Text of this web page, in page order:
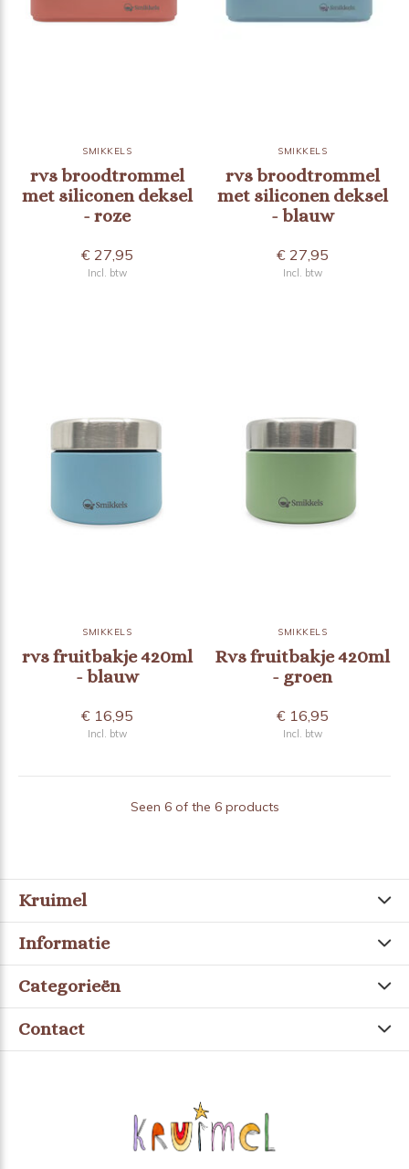
SMIKKELS
rvs broodtrommel
met siliconen deksel
- roze
€ 27,95
Incl. btw
SMIKKELS
rvs broodtrommel
met siliconen deksel
- blauw
€ 27,95
Incl. btw
SMIKKELS
rvs fruitbakje 420ml
- blauw
€ 16,95
Incl. btw
SMIKKELS
Rvs fruitbakje 420ml
- groen
€ 16,95
Incl. btw
Seen 6 of the 6 products
Kruimel
Informatie
Categorieën
Contact